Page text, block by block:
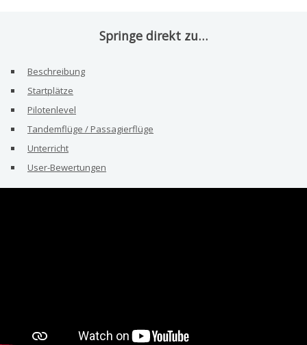
Springe direkt zu…
Beschreibung
Startplätze
Pilotenlevel
Tandemflüge / Passagierflüge
Unterricht
User-Bewertungen